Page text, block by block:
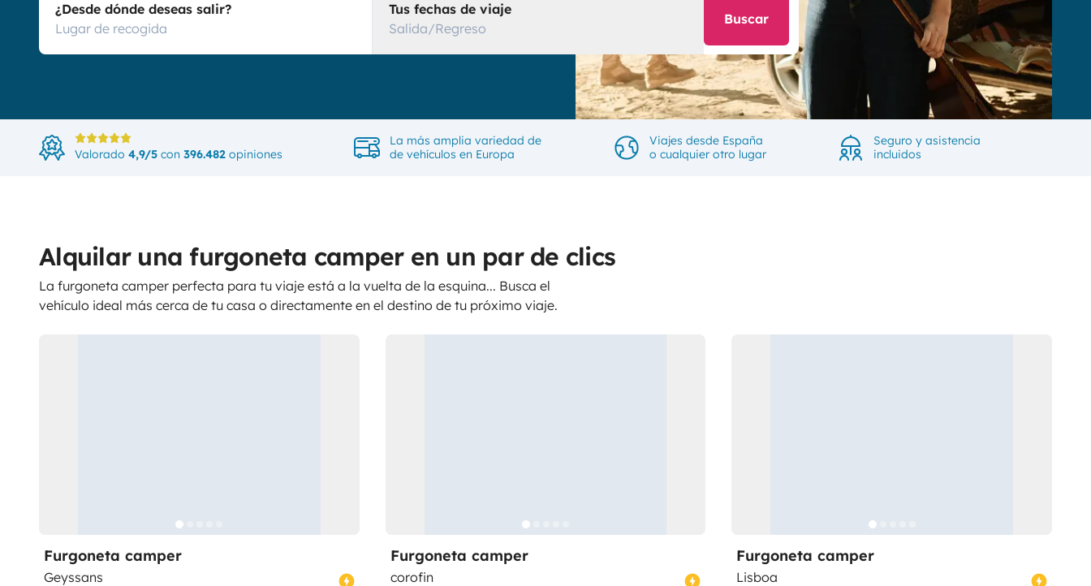
¿Desde dónde deseas salir?
Tus fechas de viaje
Salida/Regreso
Buscar
Valorado 4,9/5 con 396.482 opiniones
La más amplia variedad de
de vehículos en Europa
Viajes desde España
o cualquier otro lugar
Seguro y asistencia
incluidos
Alquilar una furgoneta camper en un par de clics
La furgoneta camper perfecta para tu viaje está a la vuelta de la esquina... Busca el
vehículo ideal más cerca de tu casa o directamente en el destino de tu próximo viaje.
Furgoneta camper
Geyssans
Furgoneta camper
corofin
Furgoneta camper
Lisboa